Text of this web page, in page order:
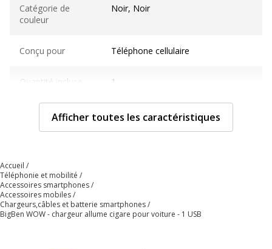
Catégorie de
couleur
Noir, Noir
Conçu pour Téléphone cellulaire
Quantité incluse 1
Sous-catégorie
Chargeurs et adaptateurs
d'alimentation
Caractéristiques techniques
Caractéristiques techniques
Afficher toutes les caractéristiques
Accueil
Téléphonie et mobilité
Accessoires smartphones
Accessoires mobiles
Chargeurs,câbles et batterie smartphones
BigBen WOW - chargeur allume cigare pour voiture - 1 USB